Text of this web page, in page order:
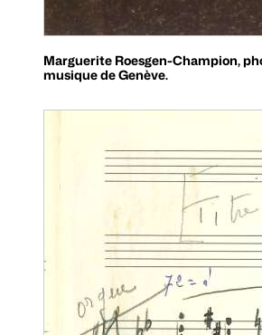
Marguerite Roesgen-Champion,
musique de Genève.